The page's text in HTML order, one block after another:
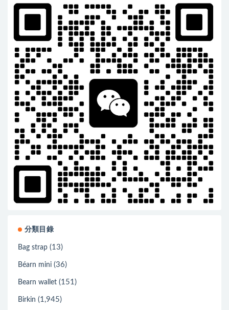
分類目錄
Bag strap (13)
Béarn mini (36)
Bearn wallet (151)
Birkin (1,945)